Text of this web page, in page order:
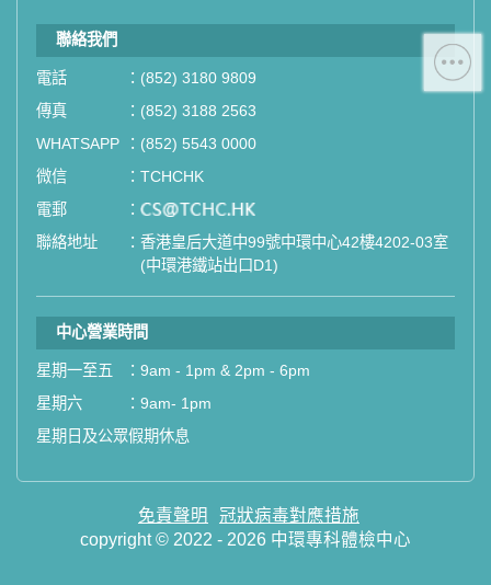
聯絡我們
電話 ： (852) 3180 9809
傳真
： (852) 3188 2563
WHATSAPP
： (852) 5543 0000
微信
： TCHCHK
電郵
： email
聯絡地址
： 香港皇后大道中99號中環中心42樓4202-03室
(中環港鐵站出口D1)
中心營業時間
星期一至五 ： 9am - 1pm & 2pm - 6pm
星期六
： 9am- 1pm
星期日及公眾假期休息
免責聲明
冠狀病毒對應措施
copyright © 2022 - 2026 中環專科體檢中心
「中環專科體檢中心」致力為關注健
康人士提供尊尚而優質的體檢服務，
一站式進行全方位檢查。
如果您有任何疑問或需要進一步了
祝您健康愉快！